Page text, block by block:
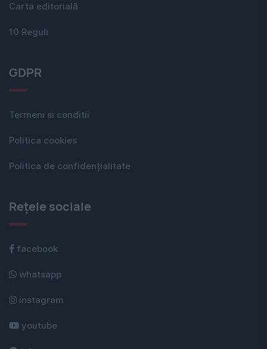
Carta editorială
10 Reguli
GDPR
Termeni si conditii
Politica cookies
Politica de confidențialitate
Rețele sociale
facebook
whatsapp
instagram
youtube